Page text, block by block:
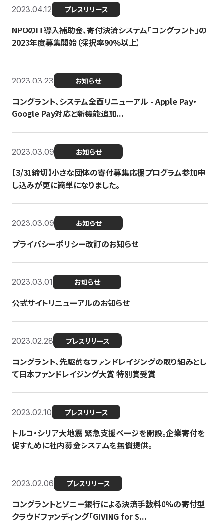
2023.04.12 プレスリリース
NPOのIT導入補助金、寄付決済システム「コングラント」の
2023年度募集開始（採択率90%以上）
2023.03.23 お知らせ
コングラント、システム全面リニューアル - Apple Pay・
Google Pay対応と新機能追加...
2023.03.09 お知らせ
【3/31締切】小さな団体の寄付募集応援プログラム参加申
し込みが更に簡単になりました。
2023.03.09 お知らせ
プライバシーポリシー改訂のお知らせ
2023.03.01 お知らせ
公式サイトリニューアルのお知らせ
2023.02.28 プレスリリース
コングラント、先駆的なファンドレイジングの取り組みとし
て日本ファンドレイジング大賞 特別賞受賞
2023.02.10 プレスリリース
トルコ・シリア大地震 緊急支援ページを開設。企業寄付を
促すために社内募金システムを無償提供。
2023.02.06 プレスリリース
コングラントとソニー銀行による決済手数料0%の寄付型
クラウドファンディング「GIVING for S...